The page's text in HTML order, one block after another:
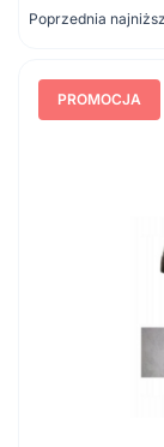
wynosiła:
wynosi:
Poprzednia
PROMOCJA